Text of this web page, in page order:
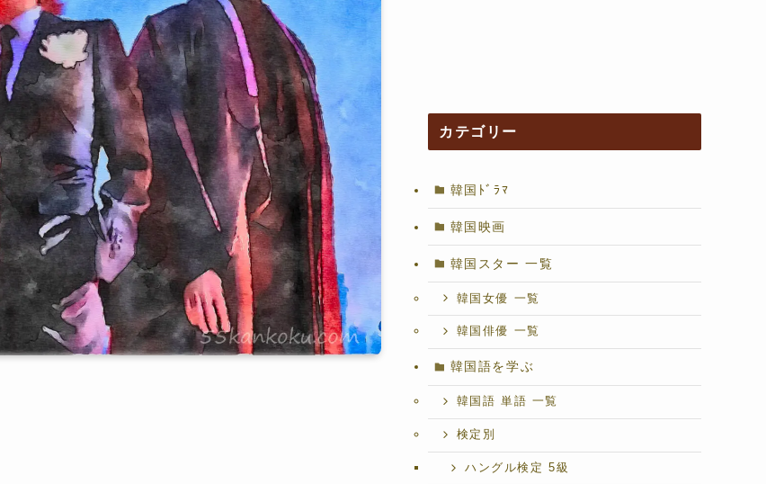
カテゴリー
韓国ﾄﾞﾗﾏ
韓国映画
韓国スター 一覧
韓国女優 一覧
韓国俳優 一覧
韓国語を学ぶ
韓国語 単語 一覧
検定別
ハングル検定 5級